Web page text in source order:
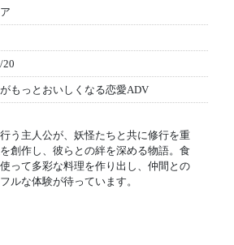
20
もっとおいしくなる恋愛ADV
う主人公が、妖怪たちと共に修行を重
創作し、彼らとの絆を深める物語。食
って多彩な料理を作り出し、仲間との
ルな体験が待っています。